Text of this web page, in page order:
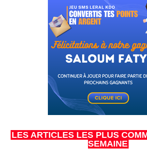
LES ARTICLES LES PLUS
SEMAINE